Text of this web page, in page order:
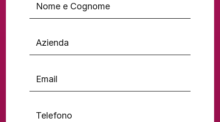
Nome e Cognome
Azienda
Email
Telefono